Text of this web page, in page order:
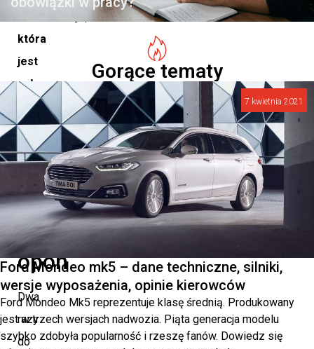
która
jest
usługą
pewną,
szybką
i
sprawną.
Mobilny
serwis
opon
Dwa
razy
do
Gorące tematy
7 kwietnia 2021
Ford Mondeo mk5 – dane techniczne, silniki,
wersje wyposażenia, opinie kierowców
Ford Mondeo Mk5 reprezentuje klasę średnią. Produkowany
jest w trzech wersjach nadwozia. Piąta generacja modelu
szybko zdobyła popularność i rzeszę fanów. Dowiedz się